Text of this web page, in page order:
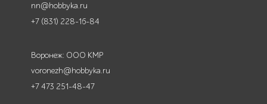
nn@hobbyka.ru
+7 (831) 228-16-84
Воронеж: ООО КМР
voronezh@hobbyka.ru
+7 473 251-48-47